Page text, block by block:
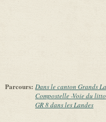
Parcours: Dans le canton Grands
Compostelle -Voie du
GR 8 dans les Landes